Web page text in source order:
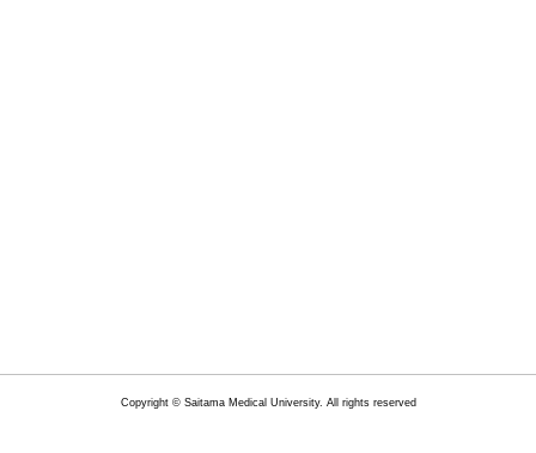
Copyright © Saitama Medical University. All rights reserved